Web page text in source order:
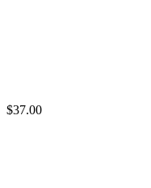
$37.00